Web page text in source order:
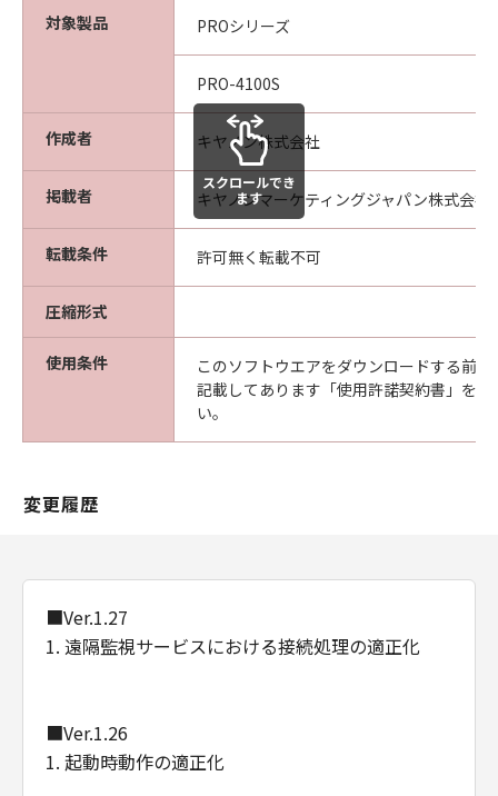
権限及び所有権は、その内容によりキヤノ
「許諾ソフトウエア」が、CD-ROM等の記
憶媒体に格納されて提供されている場合、
キヤノンは、お客様が「許諾ソフトウエ
ア」を購入した日から90日の間、「許諾ソ
フトウエア」が格納されている記憶媒体
（以下「メディア」と言います）に物理的
な欠陥がないことを保証します。当該保証
期間中に「メディア」に物理的な欠陥が発
見された場合には、キヤノンは、「メディ
ア」を交換いたします。
状態で使用許諾されます。キヤノン、キヤノン
特定の目的への適合性の保証を含め、いかなる
保証も、明示たると黙示たるとを問わず一切し
ないものとします。
の使用または使用不能から生ずるいかなる損害
（逸失利益及びその他の派生的または付随的な
損害を含むがこれらに限定されない）につい
対象製品 PROシリーズ
PRO-4100S
作成者 キヤノン株式会社
掲載者 キヤノンマーケティングジャパン株式会社
転載条件 許可無く転載不可
圧縮形式
使用条件
このソフトウエアをダウンロードする前
記載してあります「使用許諾契約書」を
い。
スクロールでき
ます
変更履歴
■Ver.1.27
1. 遠隔監視サービスにおける接続処理の適正化
■Ver.1.26
1. 起動時動作の適正化